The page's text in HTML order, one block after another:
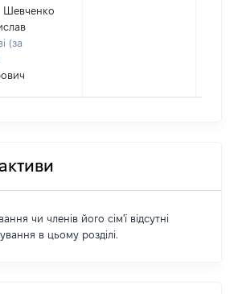
Шевченко
(за
чи членів його сім'ї відсутні
в цьому розділі.